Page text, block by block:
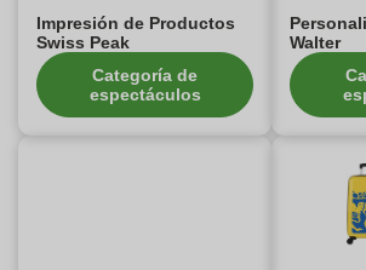
Impresión de Productos
Swiss Peak
Categoría de
espectáculos
Walter